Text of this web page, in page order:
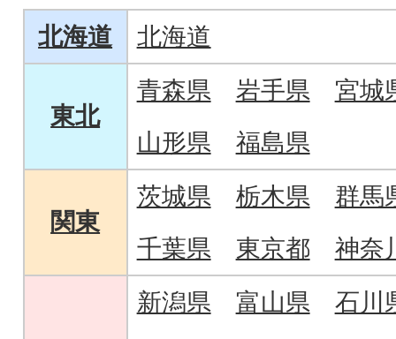
北海道 北海道
東北
青森県 岩手県
宮城
山形県
福島県
関東
茨城県 栃木県
群馬
千葉県
東京都 神奈
新潟県 富山県
石川